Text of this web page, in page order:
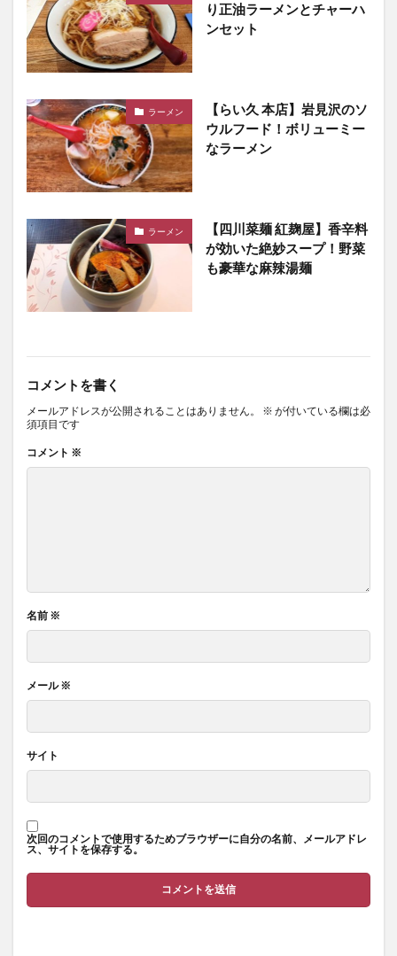
り正油ラーメンとチャーハ
ンセット
ラーメン
【らい久 本店】岩見沢のソ
ウルフード！ボリューミー
なラーメン
ラーメン
【四川菜麺 紅麹屋】香辛料
が効いた絶妙スープ！野菜
も豪華な麻辣湯麺
コメントを書く
メールアドレスが公開されることはありません。 ※ が付いている欄は必
須項目です
コメント ※
名前 ※
メール※
サイト
次回のコメントで使用するためブラウザーに自分の名前、メールアドレ
ス、サイトを保存する。